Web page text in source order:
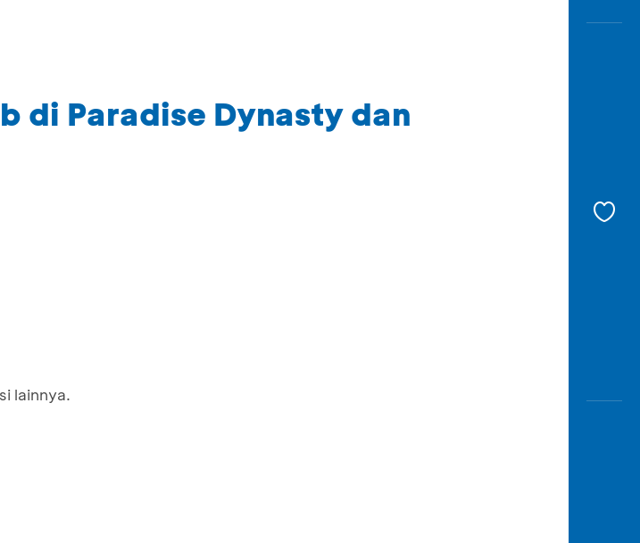
di Paradise Dynasty dan
lainnya.